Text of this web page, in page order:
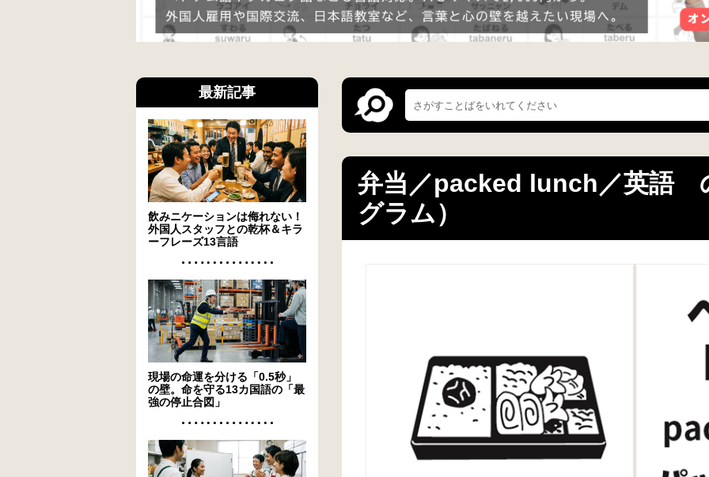
弁当／packed lunch／英語
グラム）
最新記事
飲みニケーションは侮れない！
外国人スタッフとの乾杯＆キラ
ーフレーズ13言語
現場の命運を分ける「0.5秒」
の壁。命を守る13カ国語の「最
強の停止合図」